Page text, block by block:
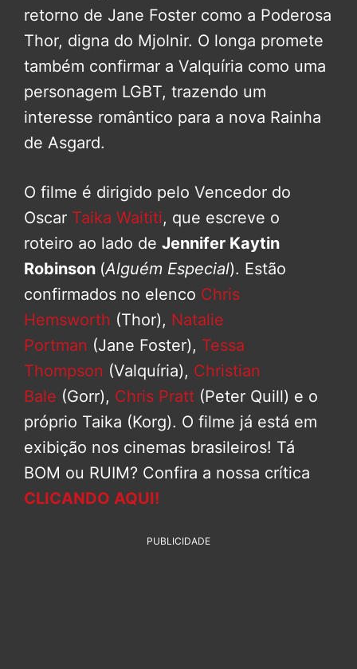
retorno de Jane Foster como a Poderosa
Thor, digna do Mjolnir. O longa promete
também confirmar a Valquíria como uma
personagem LGBT, trazendo um
interesse romântico para a nova Rainha
de Asgard.
O filme é dirigido pelo Vencedor do
Oscar Taika Waititi, que escreve o
roteiro ao lado de Jennifer Kaytin
Robinson (Alguém Especial). Estão
confirmados no elenco Chris
Hemsworth (Thor), Natalie
Portman (Jane Foster), Tessa
Thompson (Valquíria), Christian
Bale (Gorr), Chris Pratt (Peter Quill) e o
próprio Taika (Korg). O filme já está em
exibição nos cinemas brasileiros! Tá
BOM ou RUIM? Confira a nossa crítica
CLICANDO AQUI!
PUBLICIDADE